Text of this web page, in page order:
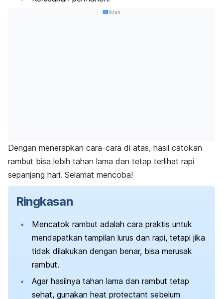
Iklan
Dengan menerapkan cara-cara di atas, hasil catokan
rambut bisa lebih tahan lama dan tetap terlihat rapi
sepanjang hari. Selamat mencoba!
Ringkasan
Mencatok rambut adalah cara praktis untuk
mendapatkan tampilan lurus dan rapi, tetapi jika
tidak dilakukan dengan benar, bisa merusak
rambut.
Agar hasilnya tahan lama dan rambut tetap
sehat, gunakan heat protectant sebelum